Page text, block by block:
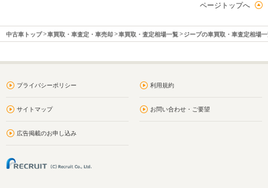
ページトップへ
中古車トップ 車買取・車査定・車売却 車買取・査定相場一覧 ジープの車買取・車査定相場
プライバシーポリシー 利用規約
サイトマップ お問い合わせ・ご要望
広告掲載のお申し込み